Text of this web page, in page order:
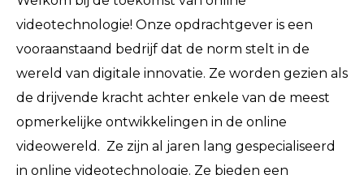
videotechnologie! Onze opdrachtgever is een
vooraanstaand bedrijf dat de norm stelt in de
wereld van digitale innovatie. Ze worden gezien als
de drijvende kracht achter enkele van de meest
opmerkelijke ontwikkelingen in de online
videowereld. Ze zijn al jaren lang gespecialiseerd
in online videotechnologie. Ze bieden een